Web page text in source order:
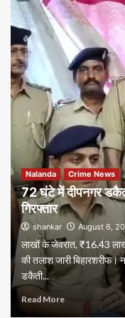
Nalanda Crime News
72 घंटे में दीपनगर
गिरफ्तार
shankar August 6,
लाखों के जेवरात, ₹16.43
की तलाश जारी बिहारशरीफ।
डकैती...
Read More